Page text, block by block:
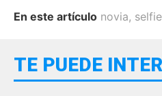
En este artículo novia, selfie
TE PUEDE